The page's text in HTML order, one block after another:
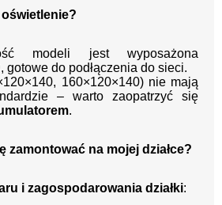
modeli jest wyposażona
, gotowe do podłączenia do sieci.
160×120×140) nie mają
– warto zaopatrzyć się
.
zamontować na mojej działce?
i zagospodarowania działki: